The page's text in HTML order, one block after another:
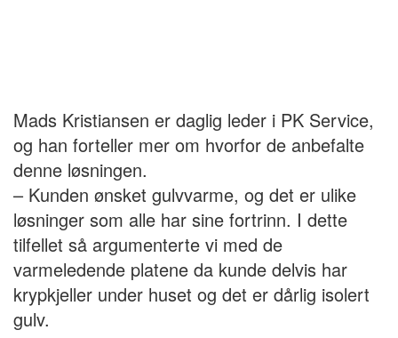
Mads Kristiansen er daglig leder i PK Service,
og han forteller mer om hvorfor de anbefalte
denne løsningen.
– Kunden ønsket gulvvarme, og det er ulike
løsninger som alle har sine fortrinn. I dette
tilfellet så argumenterte vi med de
varmeledende platene da kunde delvis har
krypkjeller under huset og det er dårlig isolert
gulv.